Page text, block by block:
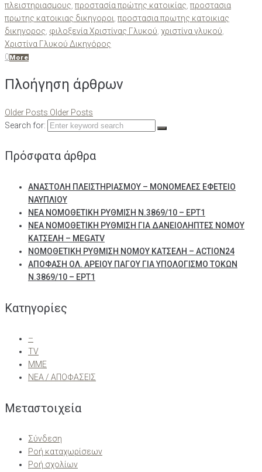
πλειστηριασμους προστασία πρώτης κατοικίας προστασια
πρωτης κατοικιας δικηγοροι προστασια πρωτης κατοικιας
δικηγορος φιλοξενία Χριστίνας Γλυκού χριστίνα γλυκού
Χριστίνα Γλυκού Δικηγόρος
0 More
Πλοήγηση άρθρων
Older Posts Older Posts
Search for:
Πρόσφατα άρθρα
ΑΝΑΣΤΟΛΗ ΠΛΕΙΣΤΗΡΙΑΣΜΟΥ – ΜΟΝΟΜΕΛΕΣ ΕΦΕΤΕΙΟ
ΝΑΥΠΛΙΟΥ
ΝΕΑ ΝΟΜΟΘΕΤΙΚΗ ΡΥΘΜΙΣΗ Ν.3869/10 – ΕΡΤ1
ΝΕΑ ΝΟΜΟΘΕΤΙΚΗ ΡΥΘΜΙΣΗ ΓΙΑ ΔΑΝΕΙΟΛΗΠΤΕΣ ΝΟΜΟΥ
ΚΑΤΣΕΛΗ – MEGATV
ΝΟΜΟΘΕΤΙΚΗ ΡΥΘΜΙΣΗ ΝΟΜΟΥ ΚΑΤΣΕΛΗ – ACTION24
ΑΠΟΦΑΣΗ ΟΛ. ΑΡΕΙΟΥ ΠΑΓΟΥ ΓΙΑ ΥΠΟΛΟΓΙΣΜΟ ΤΟΚΩΝ
Ν.3869/10 – ΕΡΤ1
Kατηγορίες
–
TV
ΜΜΕ
ΝΕΑ / ΑΠΟΦΑΣΕΙΣ
Μεταστοιχεία
Σύνδεση
Ροή καταχωρίσεων
Ροή σχολίων